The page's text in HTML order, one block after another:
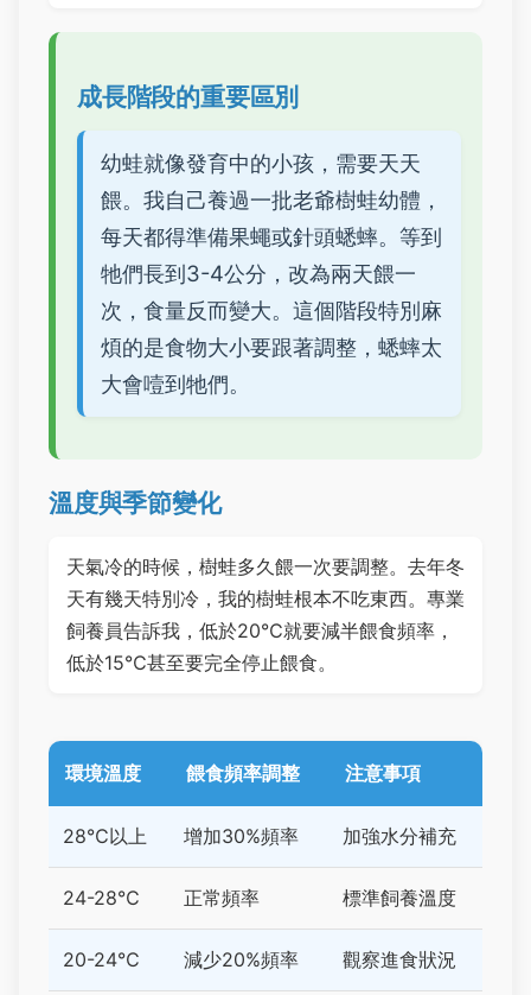
成長階段的重要區別
幼蛙就像發育中的小孩，需要天天
餵。我自己養過一批老爺樹蛙幼體，
每天都得準備果蠅或針頭蟋蟀。等到
牠們長到3-4公分，改為兩天餵一
次，食量反而變大。這個階段特別麻
煩的是食物大小要跟著調整，蟋蟀太
大會噎到牠們。
溫度與季節變化
天氣冷的時候，樹蛙多久餵一次要調整。去年冬
天有幾天特別冷，我的樹蛙根本不吃東西。專業
飼養員告訴我，低於20℃就要減半餵食頻率，
低於15℃甚至要完全停止餵食。
環境溫度 餵食頻率調整 注意事項
28℃以上 增加30%頻率 加強水分補充
24-28℃ 正常頻率 標準飼養溫度
20-24℃ 減少20%頻率 觀察進食狀況